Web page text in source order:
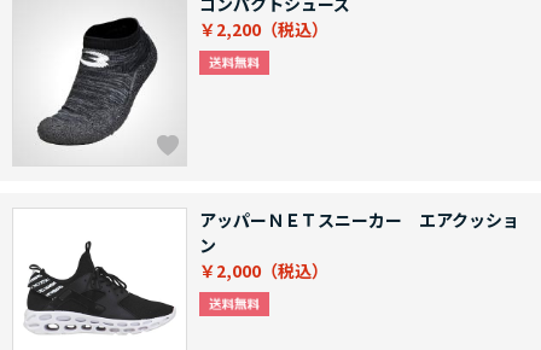
￥2,200
アッパーＮＥＴスニーカー エアクッショ
ン
￥2,000